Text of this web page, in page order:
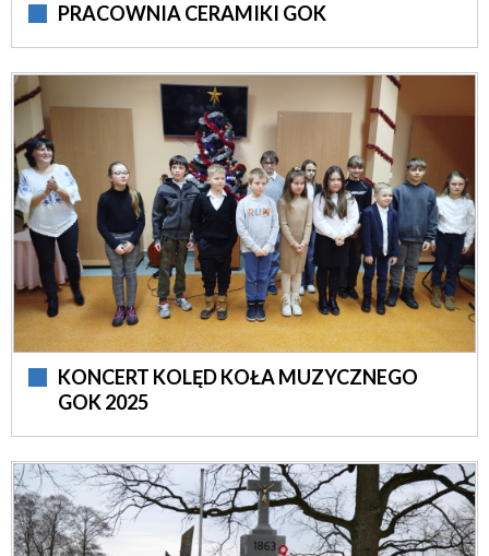
PRACOWNIA CERAMIKI GOK
KONCERT KOLĘD KOŁA MUZYCZNEGO
GOK 2025